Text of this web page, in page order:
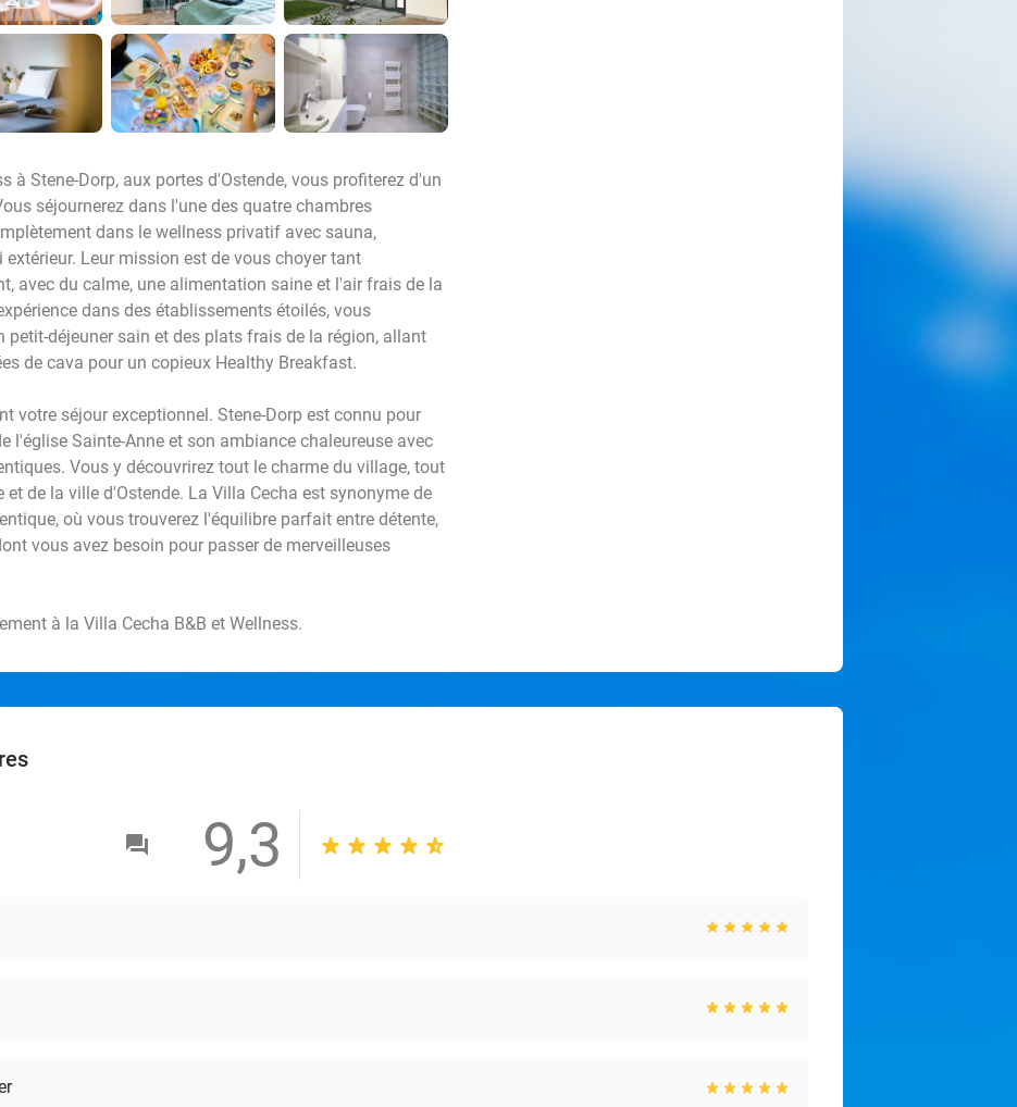
à Stene-Dorp, aux portes d'Ostende, vous profiterez d'un
séjournerez dans l'une des quatre chambres
dans le wellness privatif avec sauna,
Leur mission est de vous choyer tant
avec du calme, une alimentation saine et l'air frais de la
dans des établissements étoilés, vous
petit-déjeuner sain et des plats frais de la région, allant
de cava pour un copieux Healthy Breakfast.
votre séjour exceptionnel. Stene-Dorp est connu pour
l'église Sainte-Anne et son ambiance chaleureuse avec
Vous y découvrirez tout le charme du village, tout
de la ville d'Ostende. La Villa Cecha est synonyme de
où vous trouverez l'équilibre parfait entre détente,
vous avez besoin pour passer de merveilleuses
à la Villa Cecha B&B et Wellness.
9,3